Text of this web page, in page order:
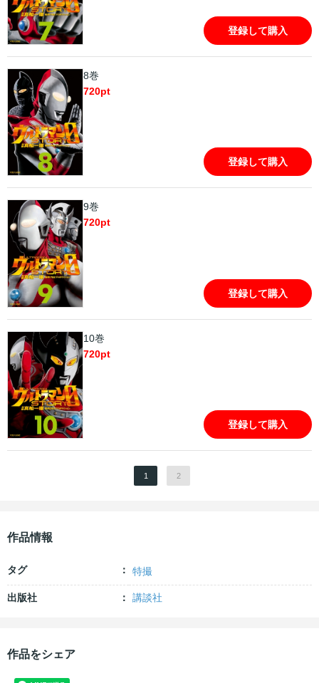
登録して購入
8巻
720pt
登録して購入
9巻
720pt
登録して購入
10巻
720pt
登録して購入
1 2
作品情報
タグ 特撮
出版社 講談社
作品をシェア